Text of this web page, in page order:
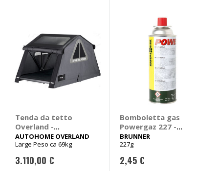
Tenda da tetto
Overland -
AUTOHOME
OVERLAND
AUTOHOME OVERLAND
Large Peso ca 69kg
3.110,00 €
Bomboletta gas
Powergaz 227 -
BRUNNER
BRUNNER
227g
2,45 €